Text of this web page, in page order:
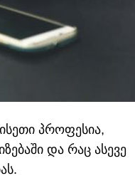
პროფესია,
და რაც ასევე